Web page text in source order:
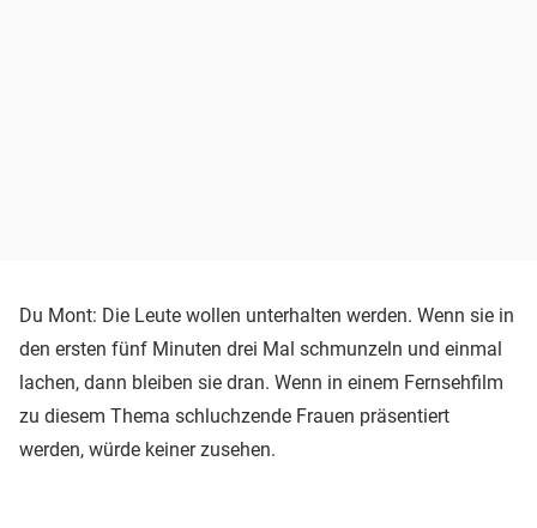
Du Mont: Die Leute wollen unterhalten werden. Wenn sie in
den ersten fünf Minuten drei Mal schmunzeln und einmal
lachen, dann bleiben sie dran. Wenn in einem Fernsehfilm
zu diesem Thema schluchzende Frauen präsentiert
werden, würde keiner zusehen.